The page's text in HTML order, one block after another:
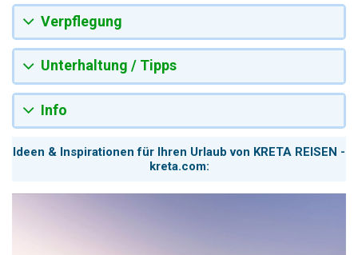
Verpflegung
Unterhaltung / Tipps
Info
Ideen & Inspirationen für Ihren Urlaub von KRETA REISEN -
kreta.com: